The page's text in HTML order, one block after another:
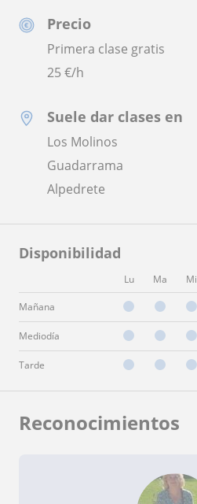
Precio
Primera clase gratis
25€/h
Suele dar clases en
Los Molinos
Guadarrama
Alpedrete
Disponibilidad
Lu Ma Mi
Mañana
Mediodía
Tarde
Reconocimientos